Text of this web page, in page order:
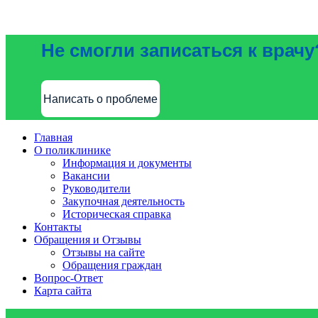
Не смогли записаться к
Написать о проблеме
Главная
О поликлинике
Информация и документы
Вакансии
Руководители
Закупочная деятельность
Историческая справка
Контакты
Обращения и Отзывы
Отзывы на сайте
Обращения граждан
Вопрос-Ответ
Карта сайта